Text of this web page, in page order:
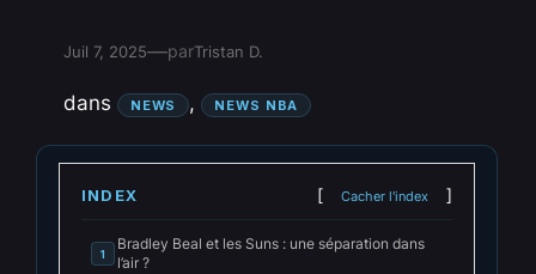
Juil 7, 2025—parTristan D.
dans NEWS , NEWS NBA
INDEX Cacher l'index
1
Bradley Beal et les Suns : une séparation dans
l’air ?